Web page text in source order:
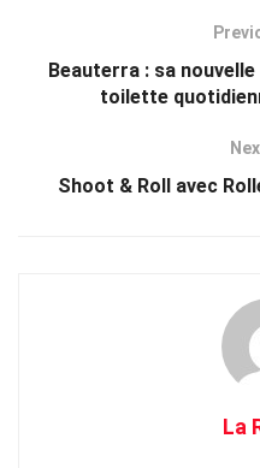
Beauterra : sa
toilette
Shoot & Roll avec
La